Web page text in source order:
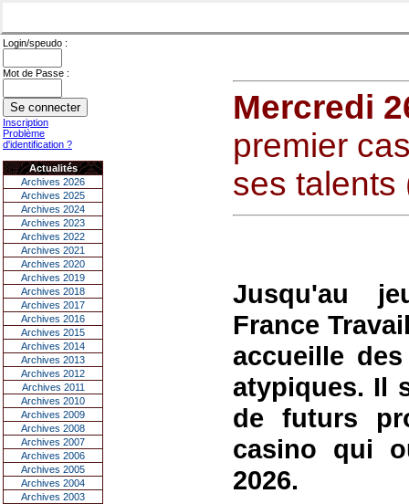
Login/speudo :
Mot de Passe :
Inscription
Problème
d'identification ?
Actualités
Archives 2026
Archives 2025
Archives 2024
Archives 2023
Archives 2022
Archives 2021
Archives 2020
Archives 2019
Archives 2018
Archives 2017
Archives 2016
Archives 2015
Archives 2014
Archives 2013
Archives 2012
Archives 2011
Archives 2010
Archives 2009
Archives 2008
Archives 2007
Archives 2006
Archives 2005
Archives 2004
Archives 2003
Mercredi
premier
ses talents
Jusqu'au
France
accueille
atypiques. Il
de futurs
casino qui
2026.